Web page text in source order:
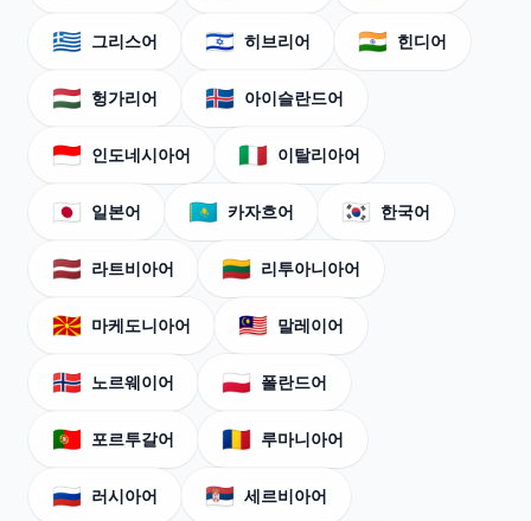
🇬🇷 그리스어 🇮🇱 히브리어 🇮🇳 힌디어
🇭🇺 헝가리어 🇮🇸 아이슬란드어
🇮🇩 인도네시아어 🇮🇹 이탈리아어
🇯🇵 일본어 🇰🇿 카자흐어 🇰🇷 한국어
🇱🇻 라트비아어 🇱🇹 리투아니아어
🇲🇰 마케도니아어 🇲🇾 말레이어
🇳🇴 노르웨이어 🇵🇱 폴란드어
🇵🇹 포르투갈어 🇷🇴 루마니아어
🇷🇺 러시아어 🇷🇸 세르비아어